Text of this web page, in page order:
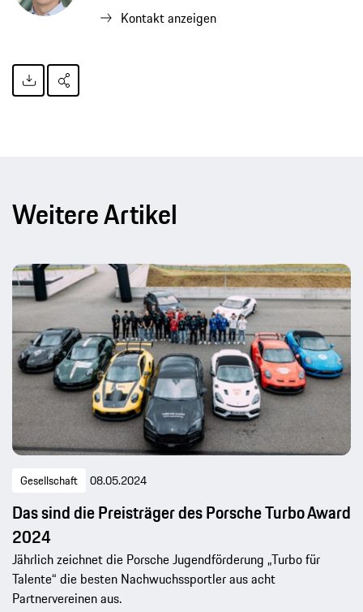
Kontakt anzeigen
Weitere Artikel
Gesellschaft 08.05.2024
Das sind die Preisträger des Porsche Turbo Award
2024
Jährlich zeichnet die Porsche Jugendförderung „Turbo für
Talente“ die besten Nachwuchssportler aus acht
Partnervereinen aus.